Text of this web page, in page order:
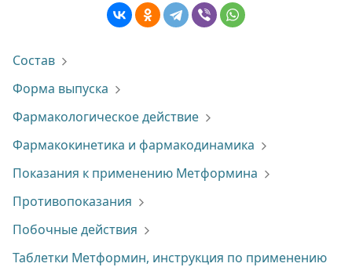
Состав
Форма выпуска
Фармакологическое действие
Фармакокинетика и фармакодинамика
Показания к применению Метформина
Противопоказания
Побочные действия
Таблетки Метформин, инструкция по применению